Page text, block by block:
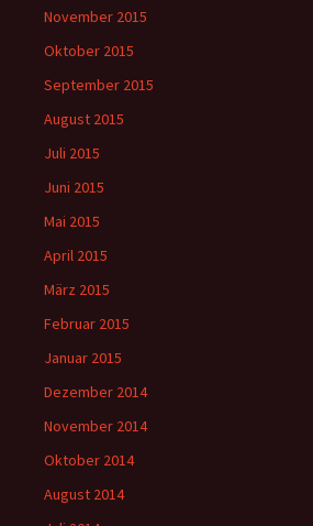
November 2015
Oktober 2015
September 2015
August 2015
Juli 2015
Juni 2015
Mai 2015
April 2015
März 2015
Februar 2015
Januar 2015
Dezember 2014
November 2014
Oktober 2014
August 2014